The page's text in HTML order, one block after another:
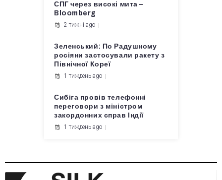
СПГ через високі мита –
Bloomberg
2 тижні ago
Зеленський: По Радушному
росіяни застосували ракету з
Північної Кореї
1 тиждень ago
Сибіга провів телефонні
переговори з міністром
закордонних справ Індії
1 тиждень ago